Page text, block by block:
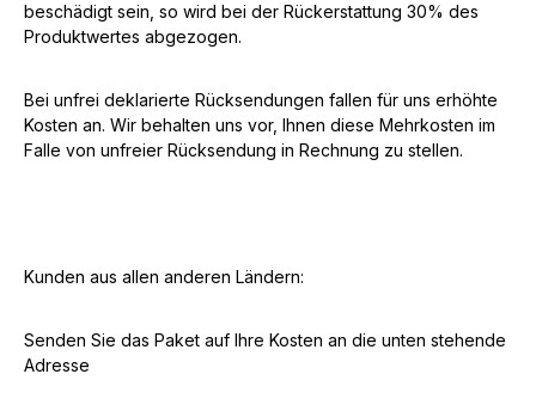
beschädigt sein, so wird bei der Rückerstattung 30% des
Produktwertes abgezogen.
Bei unfrei deklarierte Rücksendungen fallen für uns erhöhte
Kosten an. Wir behalten uns vor, Ihnen diese Mehrkosten im
Falle von unfreier Rücksendung in Rechnung zu stellen.
Kunden aus allen anderen Ländern:
Senden Sie das Paket auf Ihre Kosten an die unten stehende
Adresse